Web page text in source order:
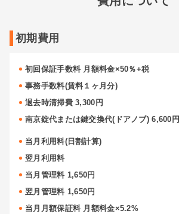
初期費用
初回保証手数料 月額料金×50％+税
事務手数料(賃料１ヶ月分)
退去時清掃費 3,300円
南京錠代または鍵交換代(ドアノブ) 6,600円
当月利用料(日割計算)
翌月利用料
当月管理料 1,650円
翌月管理料 1,650円
当月月額保証料 月額料金×5.2%